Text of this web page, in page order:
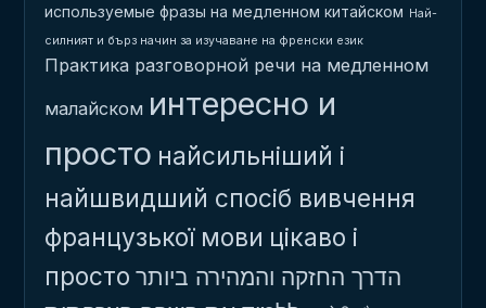
используемые фразы на медленном китайском Най-
силният и бърз начин за изучаване на френски език
Практика разговорной речи на медленном
малайском интересно и
просто найсильніший і
найшвидший спосіб вивчення
французької мови цікаво і
просто הדרך החזקה והמהירה ביותר